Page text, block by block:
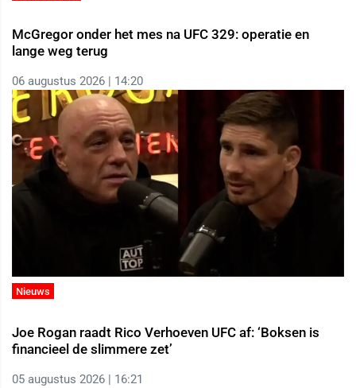
McGregor onder het mes na UFC 329: operatie en
lange weg terug
06 augustus 2026 | 14:20
Nieuws
Joe Rogan raadt Rico Verhoeven UFC af: ‘Boksen is
financieel de slimmere zet’
05 augustus 2026 | 16:21